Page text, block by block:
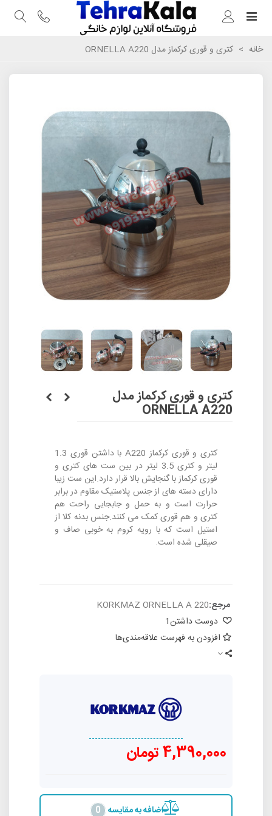
خانه > کتری و قوری کرکماز مدل ORNELLA A220
کتری و قوری کرکماز مدل
ORNELLA A220
کتری و قوری کرکماز A220 با داشتن قوری 1.3
لیتر و کتری 3.5 لیتر در بین ست های کتری و
قوری کرکماز با گنجایش بالا قرار دارد.این ست زیبا
دارای دسته های از جنس پلاستیک مقاوم در برابر
حرارت است و به حمل و جابجایی راحت هم
کتری و هم قوری کمک می کنند.جنس بدنه کلا از
استیل است که با رویه کروم به خوبی صاف و
صیقلی شده است.
مرجع:KORKMAZ ORNELLA A 220
دوست داشتن1
افزودن به فهرست علاقه‌مندی‌ها
4,390,000 تومان
اضافه به مقایسه 0